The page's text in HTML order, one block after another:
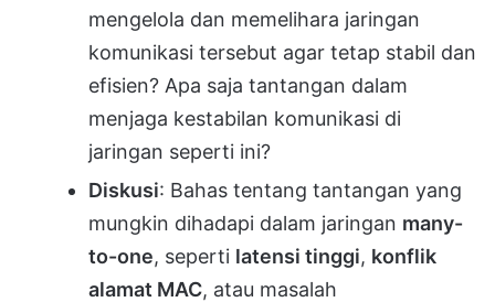
mengelola dan memelihara jaringan
komunikasi tersebut agar tetap stabil dan
efisien? Apa saja tantangan dalam
menjaga kestabilan komunikasi di
jaringan seperti ini?
Diskusi: Bahas tentang tantangan yang
mungkin dihadapi dalam jaringan many-
to-one, seperti latensi tinggi, konflik
alamat MAC, atau masalah